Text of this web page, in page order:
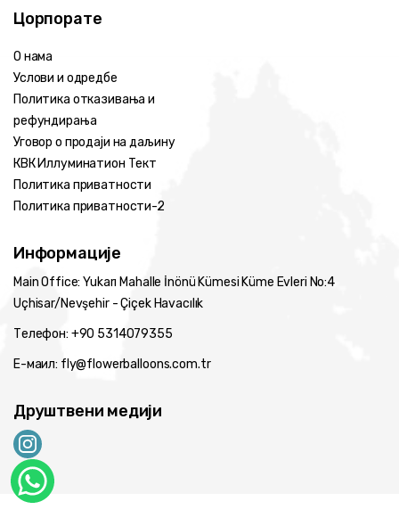
Цорпорате
О нама
Услови и одредбе
Политика отказивања и
рефундирања
Уговор о продаји на даљину
КВК Иллуминатион Тект
Политика приватности
Политика приватности-2
Информације
Main Office: Yukarı Mahalle İnönü Kümesi Küme Evleri No:4
Uçhisar/Nevşehir - Çiçek Havacılık
Телефон: +90 5314079355
Е-маил: fly@flowerballoons.com.tr
Друштвени медији